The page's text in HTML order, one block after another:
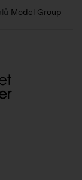
Model Group